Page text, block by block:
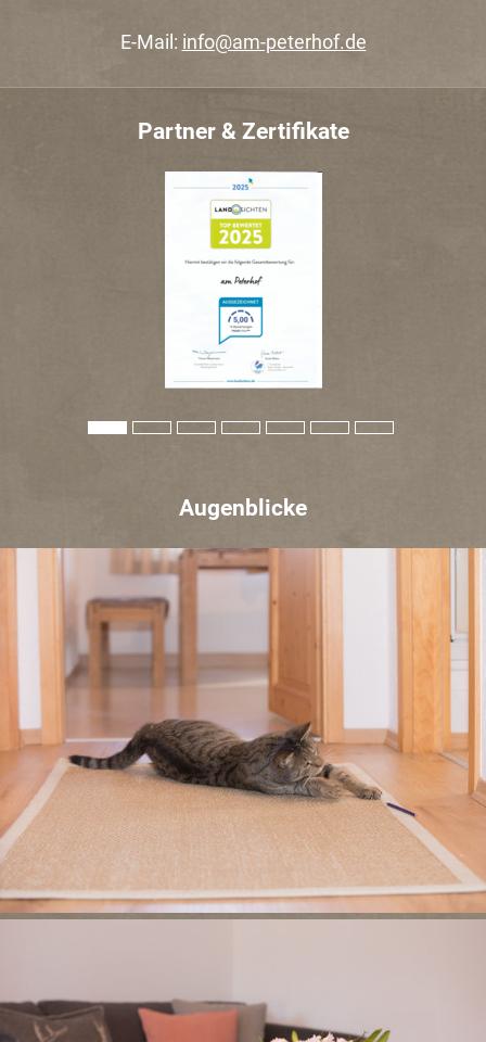
E-Mail: info@am-peterhof.de
Partner & Zertifikate
Augenblicke